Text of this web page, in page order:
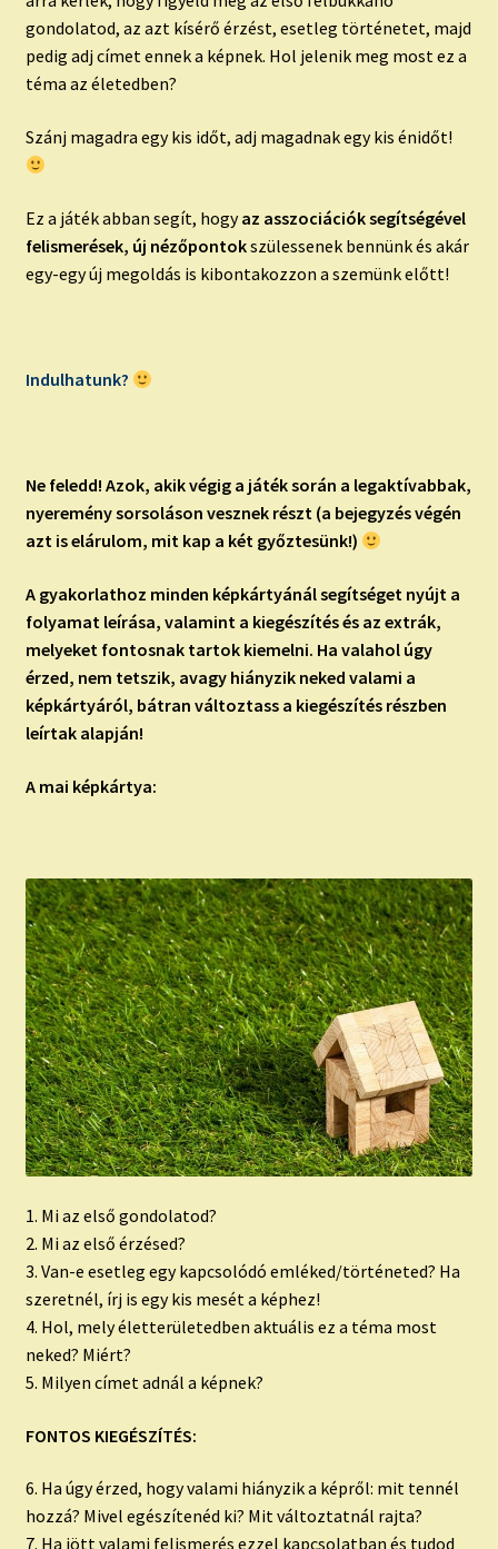
gondolatod, az azt kísérő érzést, esetleg történetet, majd
pedig adj címet ennek a képnek. Hol jelenik meg most ez a
téma az életedben?
Szánj magadra egy kis időt, adj magadnak egy kis énidőt!
Ez a játék abban segít, hogyaz asszociációk segítségével
felismerések, új nézőpontokszülessenek bennünk és akár
egy-egy új megoldás is kibontakozzon a szemünk előtt!
Indulhatunk?
Ne feledd! Azok, akik végig a játék során a legaktívabbak,
nyeremény sorsoláson vesznek részt (a bejegyzés végén
azt is elárulom, mit kap a két győztesünk!)
A gyakorlathoz minden képkártyánál segítséget nyújt a
folyamat leírása, valamint a kiegészítés és az extrák,
melyeket fontosnak tartok kiemelni. Ha valahol úgy
érzed, nem tetszik, avagy hiányzik neked valami a
képkártyáról, bátran változtass a kiegészítés részben
leírtak alapján!
A mai képkártya:
1. Mi az első gondolatod?
2. Mi az első érzésed?
3. Van-e esetleg egy kapcsolódó emléked/történeted? Ha
szeretnél, írj is egy kis mesét a képhez!
4. Hol, mely életterületedben aktuális ez a téma most
neked? Miért?
5. Milyen címet adnál a képnek?
FONTOS KIEGÉSZÍTÉS:
6. Ha úgy érzed, hogy valami hiányzik a képről: mit tennél
hozzá? Mivel egészítenéd ki? Mit változtatnál rajta?
7. Ha jött valami felismerés ezzel kapcsolatban és tudod